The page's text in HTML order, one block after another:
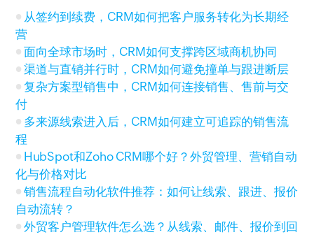
从签约到续费，CRM如何把客户服务转化为长期经
营
面向全球市场时，CRM如何支撑跨区域商机协同
渠道与直销并行时，CRM如何避免撞单与跟进断层
复杂方案型销售中，CRM如何连接销售、售前与交
付
多来源线索进入后，CRM如何建立可追踪的销售流
程
HubSpot和Zoho CRM哪个好？外贸管理、营销自动
化与价格对比
销售流程自动化软件推荐：如何让线索、跟进、报价
自动流转？
外贸客户管理软件怎么选？从线索、邮件、报价到回